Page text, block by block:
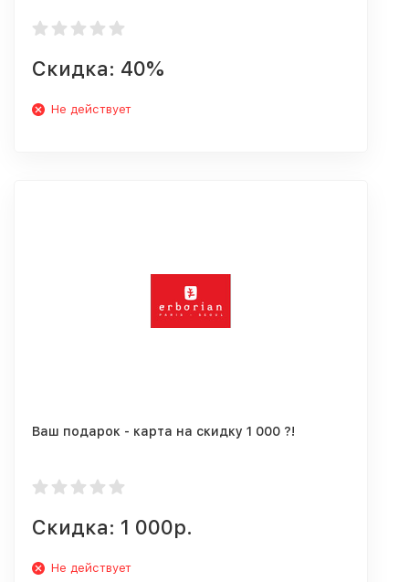
Скидка: 40%
Не действует
Ваш подарок - карта на скидку 1 000 ?!
Скидка: 1 000р.
Не действует